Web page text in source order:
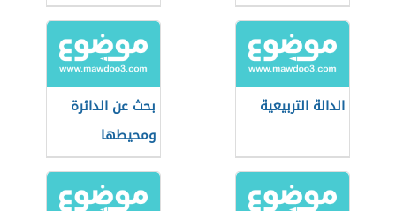
للأسطوانة
الدالة التربيعية
بحث عن الدائرة
ومحيطها